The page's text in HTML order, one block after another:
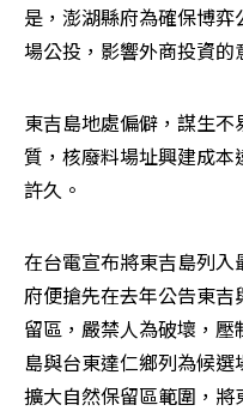
是，澎湖縣府為確保博
場公投，影響外商投資的
東吉島地處偏僻，謀生
質，核廢料場址興建成
許久。
在台電宣布將東吉島列
府便搶先在去年公告東
留區，嚴禁人為破壞，
島與台東達仁鄉列為候選
擴大自然保留區範圍，